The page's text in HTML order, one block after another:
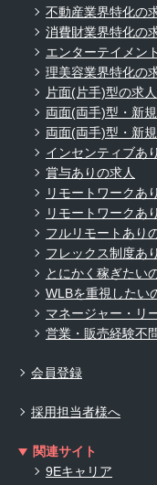
不動産業界特化の
消費財業界特化の
エンターテイメン
理美容業界特化の
片面(片手)型の求人
両面(両手)型・新
両面(両手)型・新
インセンティブあ
賞与ありの求人
リモートワークあ
リモートワークあ
フルリモートあり
フレックス制度あ
とにかく稼ぎたい
WLBを重視したい
マネージャー・リ
営業・販売経験不
会員登録
採用担当者様へ
関連サイト
9Eキャリア